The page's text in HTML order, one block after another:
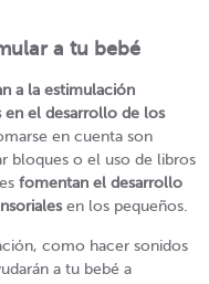
a tu bebé
a la estimulación
en el desarrollo de los
en cuenta son
bloques o el uso de libros
fomentan el desarrollo
en los pequeños.
como hacer sonidos
a tu bebé a